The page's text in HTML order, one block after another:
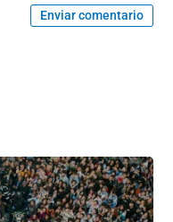
Enviar comentario